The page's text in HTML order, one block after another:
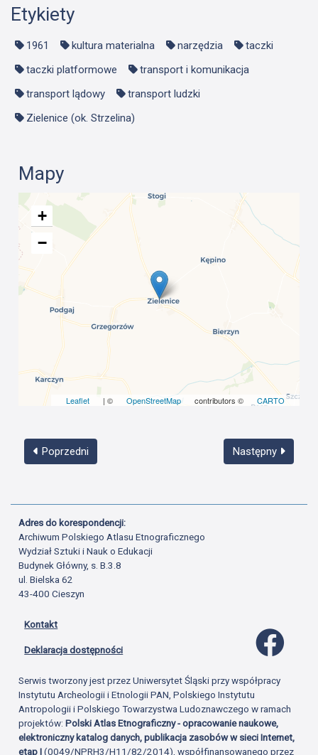
Etykiety
1961 kultura materialna narzędzia
taczki
taczki platformowe
transport i komunikacja
transport lądowy
transport ludzki
Zielenice (ok. Strzelina)
Mapy
+
−
Leaflet | © OpenStreetMap contributors © CARTO
Poprzedni Następny
Adres do korespondencji:
Archiwum Polskiego Atlasu Etnograficznego
Wydział Sztuki i Nauk o Edukacji
Budynek Główny, s. B.3.8
ul. Bielska 62
43-400 Cieszyn
Kontakt
Deklaracja dostępności
Serwis tworzony jest przez Uniwersytet Śląski przy współpracy
Instytutu Archeologii i Etnologii PAN, Polskiego Instytutu
Antropologii i Polskiego Towarzystwa Ludoznawczego w ramach
projektów:Polski Atlas Etnograficzny - opracowanie naukowe,
elektroniczny katalog danych, publikacja zasobów w sieci Internet,
etap I(0049/NPRH3/H11/82/2014), współfinansowanego przez